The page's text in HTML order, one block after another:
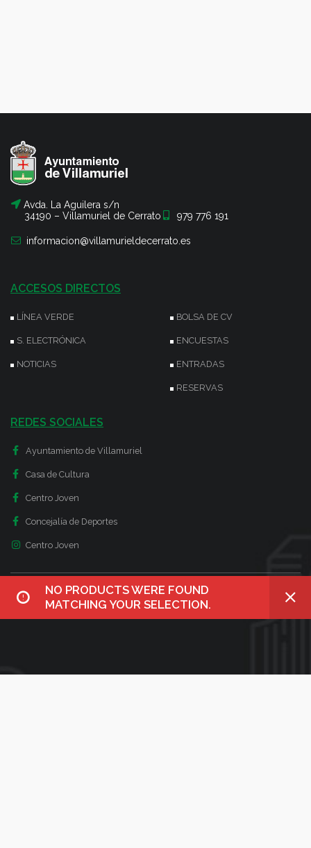
NO PRODUCTS WERE FOUND
MATCHING YOUR SELECTION.
Avda. La Aguilera s/n
34190 – Villamuriel de Cerrato
979 776 191
informacion@villamurieldecerrato.es
ACCESOS DIRECTOS
LÍNEA VERDE
S. ELECTRÓNICA
NOTICIAS
BOLSA DE CV
ENCUESTAS
ENTRADAS
RESERVAS
REDES SOCIALES
Ayuntamiento de Villamuriel
Casa de Cultura
Centro Joven
Concejalía de Deportes
Centro Joven